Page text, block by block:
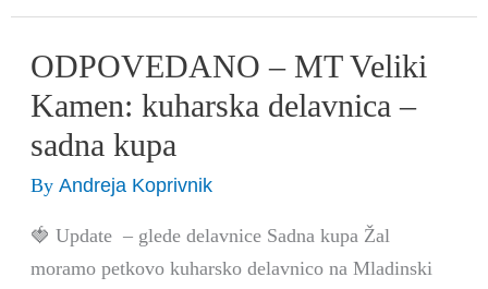
ODPOVEDANO – MT Veliki
Kamen: kuharska delavnica –
sadna kupa
ByAndreja Koprivnik
🍓 Update – glede delavnice Sadna kupa Žal
moramo petkovo kuharsko delavnico na Mladinski
ODPOVEDANO
–
Veliki
Kamen:
kuharska